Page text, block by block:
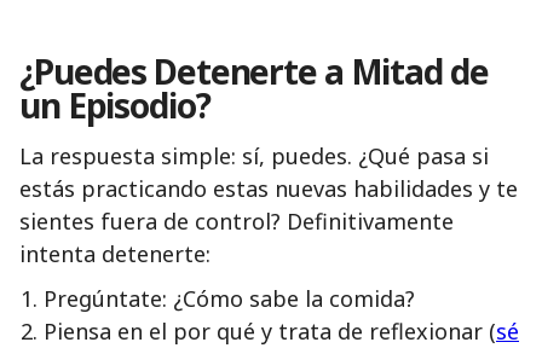
¿Puedes Detenerte a Mitad de
un Episodio?
La respuesta simple: sí, puedes. ¿Qué pasa si
estás practicando estas nuevas habilidades y te
sientes fuera de control? Definitivamente
intenta detenerte:
Pregúntate: ¿Cómo sabe la comida?
Piensa en el por qué y trata de reflexionar (sé